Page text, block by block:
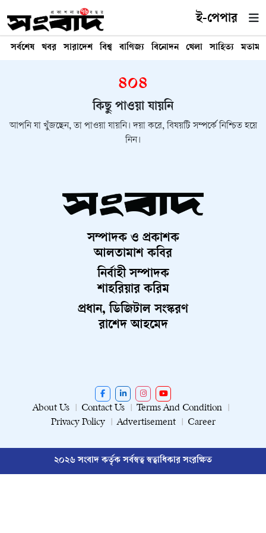
ই-পেপার
সর্বশেষ খবর সারাদেশ বিশ্ব বাণিজ্য বিনোদন খেলা সাহিত্য মতামত
৪০৪
কিছু পাওয়া যায়নি
আপনি যা খুঁজছেন, তা পাওয়া যায়নি। দয়া করে, বিষয়টি সম্পর্কে নিশ্চিত হয়ে
নিন।
সম্পাদক ও প্রকাশক
আলতামাশ কবির
নির্বাহী সম্পাদক
শাহরিয়ার করিম
প্রধান, ডিজিটাল সংস্করণ
রাশেদ আহমেদ
About Us Contact Us
Terms And Condition
Privacy Policy
Advertisement Career
২০২৬ সংবাদ কর্তৃক সর্বস্বত্ব স্বত্বাধিকার সংরক্ষিত